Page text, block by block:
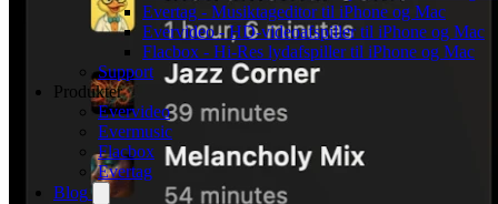
Evertag - Musiktageditor til iPhone og Mac
Evervideo - HD-videoafspiller til iPhone og Mac
Flacbox - Hi-Res lydafspiller til iPhone og Mac
Support
Produkter
Evervideo
Evermusic
Flacbox
Evertag
Blog